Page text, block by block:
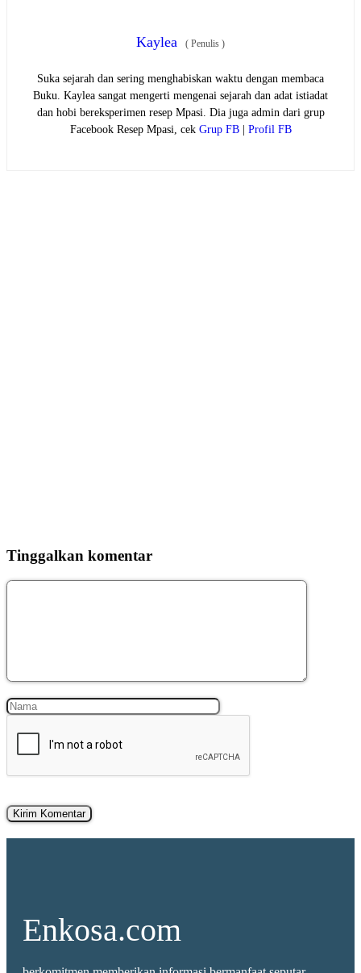
Kaylea ( Penulis )
Suka sejarah dan sering menghabiskan waktu dengan membaca
Buku. Kaylea sangat mengerti mengenai sejarah dan adat istiadat
dan hobi bereksperimen resep Mpasi. Dia juga admin dari grup
Facebook Resep Mpasi, cek Grup FB| Profil FB
Tinggalkan komentar
Komentar
Nama Surel
Enkosa.com